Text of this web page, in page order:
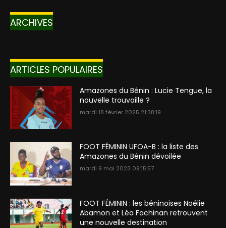
ARCHIVES
ARTICLES POPULAIRES
Amazones du Bénin : Lucie Tengue, la
nouvelle trouvaille ?
mardi 18 février 2025 21:38:19
FOOT FÉMININ UFOA-B : la liste des
Amazones du Bénin dévoilée
mardi 9 mai 2023 09:15:57
FOOT FÉMININ : les béninoises Noélie
Abamon et Léa Fachinan retrouvent
une nouvelle destination